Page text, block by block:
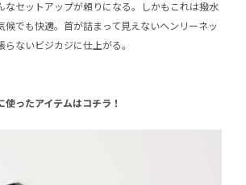
なセットアップが頼りになる。しかもこれは撥水
候でも快適。首が詰まって見えないヘンリーネッ
ないビジカジに仕上がる。
使ったアイテムはコチラ！